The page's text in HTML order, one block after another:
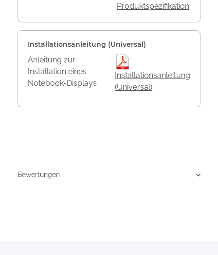
Produktspezifikation
Installationsanleitung (Universal)
Anleitung zur
Installation eines
Notebook-Displays
Installationsanleitung
(Universal)
Bewertungen